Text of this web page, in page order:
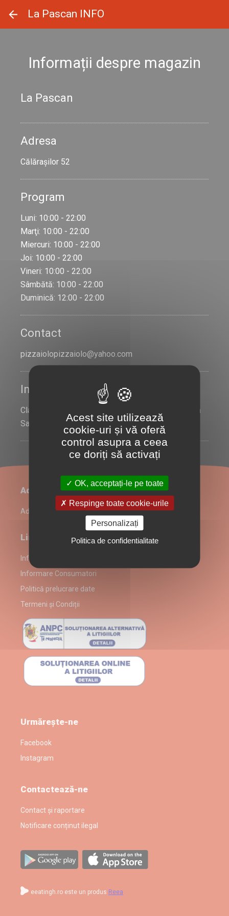
La Pascan INFO
Informații despre magazin
La Pascan
Adresa
Călărașilor 52
Program
Luni: 10:00 - 22:00
Marţi: 10:00 - 22:00
Miercuri: 10:00 - 22:00
Joi: 10:00 - 22:00
Vineri: 10:00 - 22:00
Sâmbătă: 10:00 - 22:00
Duminică: 12:00 - 22:00
Contact
pizzaiolopizzaiolo@yahoo.com
Informații despre partener
Clapas Srl J26/1809/2023 49203202 Mureş Deda
Sat Deda, Com Deda nr 134
Administrare restaurant
Admin Login
Link-uri utile
Informații despre partenerul La Pascan
Informare Consumatori
Politică prelucrare date
Termeni și Condiții
Urmărește-ne
Facebook
Instagram
Contactează-ne
Contact și raportare
Notificare conținut ilegal
eeatingh.ro este un produs Reea
Acest site utilizează
cookie-uri și vă oferă
control asupra a ceea
ce doriți să activați
OK, acceptați-le pe toate
Respinge toate cookie-urile
Personalizați
Politica de confidentialitate